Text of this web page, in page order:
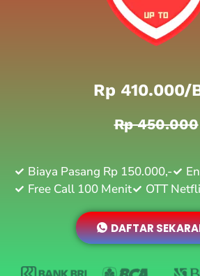
Rp 410.000/
Rp 450.000
Biaya Pasang Rp 150.000,-
Free Call 100 Menit
OTT
DAFTAR